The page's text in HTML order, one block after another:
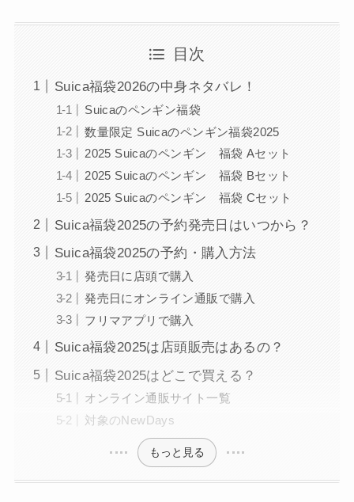
目次
Suica福袋2026の中身ネタバレ！
Suicaのペンギン福袋
数量限定 Suicaのペンギン福袋2025
2025 Suicaのペンギン 福袋 Aセット
2025 Suicaのペンギン 福袋 Bセット
2025 Suicaのペンギン 福袋 Cセット
Suica福袋2025の予約発売日はいつから？
Suica福袋2025の予約・購入方法
発売日に店頭で購入
発売日にオンライン通販で購入
フリマアプリで購入
Suica福袋2025は店頭販売はあるの？
Suica福袋2025はどこで買える？
オンライン通販サイト一覧
対象のNewDays
もっと見る